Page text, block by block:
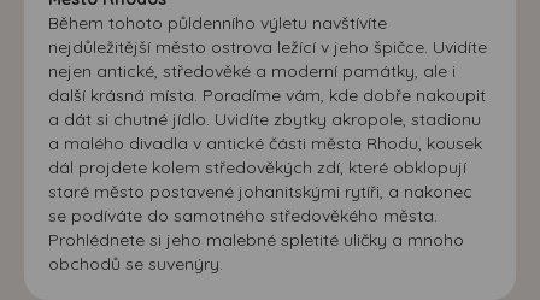
Během tohoto půldenního výletu navštívíte
nejdůležitější město ostrova ležící v jeho špičce. Uvidíte
nejen antické, středověké a moderní památky, ale i
další krásná místa. Poradíme vám, kde dobře nakoupit
a dát si chutné jídlo. Uvidíte zbytky akropole, stadionu
a malého divadla v antické části města Rhodu, kousek
dál projdete kolem středověkých zdí, které obklopují
staré město postavené johanitskými rytíři, a nakonec
se podíváte do samotného středověkého města.
Prohlédnete si jeho malebné spletité uličky a mnoho
obchodů se suvenýry.